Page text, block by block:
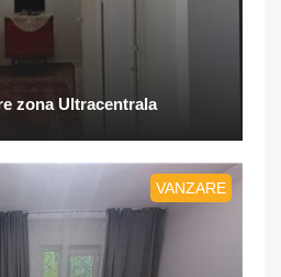
zona Ultracentrala
VANZARE